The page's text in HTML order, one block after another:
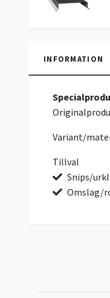
INFORMATION
Variant/
Tillval
Snips/
Omslag/